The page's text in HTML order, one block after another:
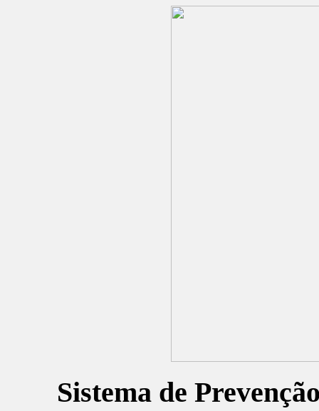
Sistema de